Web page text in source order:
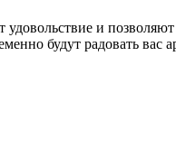
и
будут радовать